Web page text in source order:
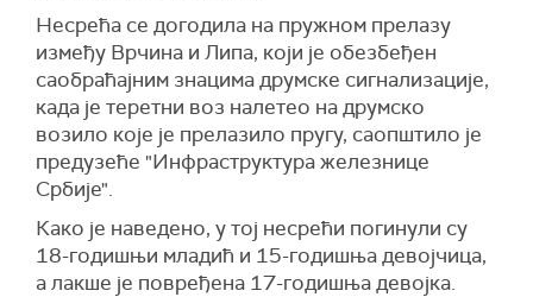
Несрећа се догодила на пружном прелазу
између Врчина и Липа, који је обезбеђен
саобраћајним знацима друмске сигнализације,
када је теретни воз налетео на друмско
возило које је прелазило пругу, саопштило је
предузеће "Инфраструктура железнице
Србије".
Како је наведено, у тој несрећи погинули су
18-годишњи младић и 15-годишња девојчица,
а лакше је повређена 17-годишња девојка.